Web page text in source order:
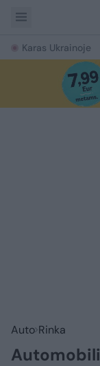
Karas Ukrainoje
Auto Rinka